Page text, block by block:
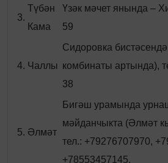
3.
Түбән
Кама
Үзәк мәчет янында –
59
4. Чаллы
Сидоровка бистәсендә
комбинаты артында),
38
5. Әлмәт
Бигәш урамында
мәйданчыкта (Әлмәт
тел.: +79276707970,
+78553457145.